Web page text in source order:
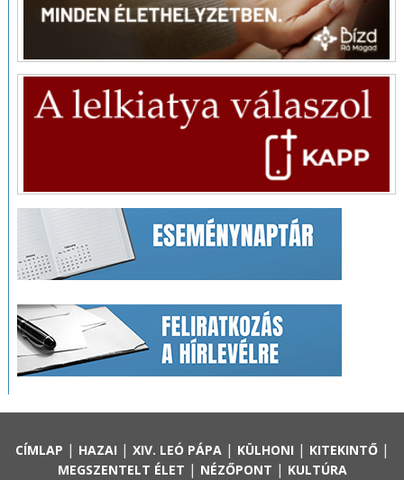
CÍMLAP | HAZAI | XIV. LEÓ PÁPA| KÜLHONI | KITEKINTŐ|
MEGSZENTELT ÉLET | NÉZŐPONT | KULTÚRA